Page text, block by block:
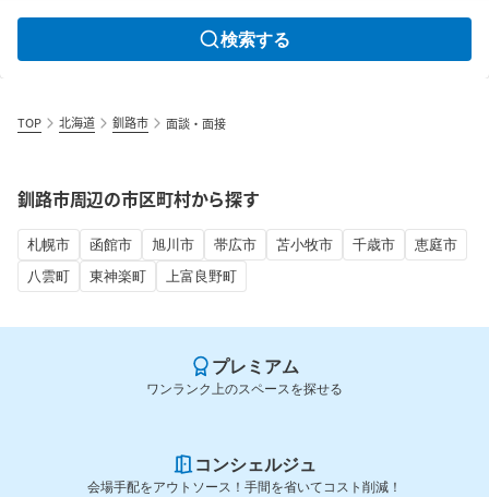
検索する
TOP 北海道 釧路市 面談・面接
釧路市周辺の市区町村から探す
札幌市 函館市 旭川市 帯広市 苫小牧市 千歳市
恵庭市
八雲町
東神楽町 上富良野町
プレミアム
ワンランク上のスペースを探せる
コンシェルジュ
会場手配をアウトソース！手間を省いてコスト削減！